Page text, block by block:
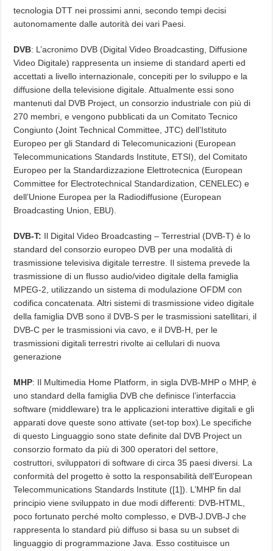
tecnologia DTT nei prossimi anni, secondo tempi decisi
autonomamente dalle autorità dei vari Paesi.
DVB: L’acronimo DVB (Digital Video Broadcasting, Diffusione
Video Digitale) rappresenta un insieme di standard aperti ed
accettati a livello internazionale, concepiti per lo sviluppo e la
diffusione della televisione digitale. Attualmente essi sono
mantenuti dal DVB Project, un consorzio industriale con più di
270 membri, e vengono pubblicati da un Comitato Tecnico
Congiunto (Joint Technical Committee, JTC) dell’Istituto
Europeo per gli Standard di Telecomunicazioni (European
Telecommunications Standards Institute, ETSI), del Comitato
Europeo per la Standardizzazione Elettrotecnica (European
Committee for Electrotechnical Standardization, CENELEC) e
dell’Unione Europea per la Radiodiffusione (European
Broadcasting Union, EBU).
DVB-T: Il Digital Video Broadcasting – Terrestrial (DVB-T) è lo
standard del consorzio europeo DVB per una modalità di
trasmissione televisiva digitale terrestre. Il sistema prevede la
trasmissione di un flusso audio/video digitale della famiglia
MPEG-2, utilizzando un sistema di modulazione OFDM con
codifica concatenata. Altri sistemi di trasmissione video digitale
della famiglia DVB sono il DVB-S per le trasmissioni satellitari, il
DVB-C per le trasmissioni via cavo, e il DVB-H, per le
trasmissioni digitali terrestri rivolte ai cellulari di nuova
generazione
MHP: Il Multimedia Home Platform, in sigla DVB-MHP o MHP, è
uno standard della famiglia DVB che definisce l’interfaccia
software (middleware) tra le applicazioni interattive digitali e gli
apparati dove queste sono attivate (set-top box).Le specifiche
di questo Linguaggio sono state definite dal DVB Project un
consorzio formato da più di 300 operatori del settore,
costruttori, sviluppatori di software di circa 35 paesi diversi. La
conformità del progetto è sotto la responsabilità dell’European
Telecommunications Standards Institute ([1]). L’MHP fin dal
principio viene sviluppato in due modi differenti: DVB-HTML,
poco fortunato perché molto complesso, e DVB-J.DVB-J che
rappresenta lo standard più diffuso si basa su un subset di
linguaggio di programmazione Java. Esso costituisce un